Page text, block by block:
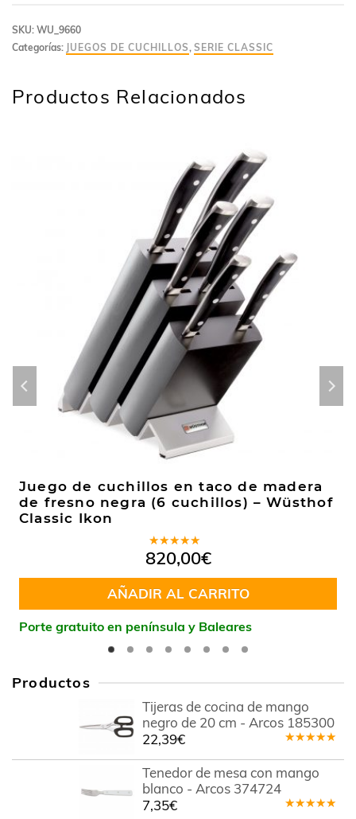
SKU: WU_9660
Categorías: JUEGOS DE CUCHILLOS, SERIE CLASSIC
Productos Relacionados
Juego de cuchillos en taco de madera
de fresno negra (6 cuchillos) – Wüsthof
Classic Ikon
Valorado
en5.00de
5
820,00€
AÑADIR AL CARRITO
Porte gratuito en península y Baleares
Productos
Tijeras de cocina de mango
negro de 20 cm - Arcos 185300
en5.00de
5
22,39€
Tenedor de mesa con mango
blanco - Arcos 374724
7,35€